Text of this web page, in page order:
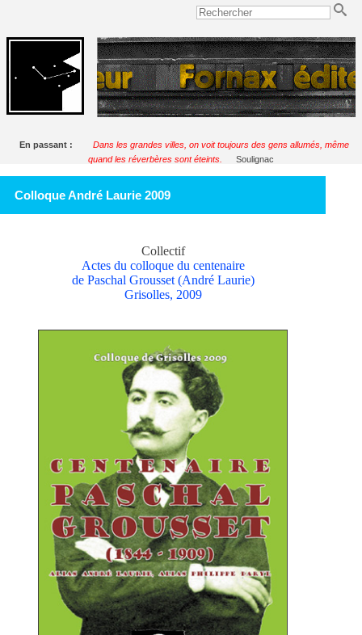
En passant :
Dans les grandes villes, on voit toujours des gens allumés, même
quand les réverbères sont éteints.
Soulignac
Colloque André Laurie 2009
Collectif
Actes du colloque du centenaire
de Paschal Grousset (André Laurie)
Grisolles, 2009